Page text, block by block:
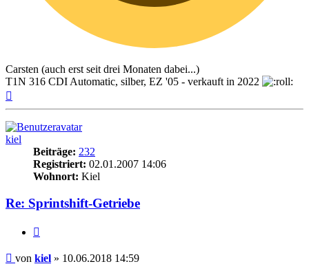
Carsten (auch erst seit drei Monaten dabei...)
T1N 316 CDI Automatic, silber, EZ '05 - verkauft in 2022
kiel
Beiträge: 232
Registriert: 02.01.2007 14:06
Wohnort: Kiel
Re: Sprintshift-Getriebe
Beitrag
von kiel » 10.06.2018 14:59